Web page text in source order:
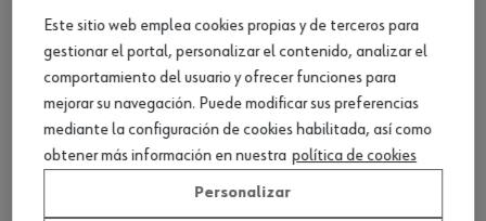
Este sitio web emplea cookies propias y de terceros para
gestionar el portal, personalizar el contenido, analizar el
comportamiento del usuario y ofrecer funciones para
mejorar su navegación. Puede modificar sus preferencias
mediante la configuración de cookies habilitada, así como
obtener más información en nuestra política de cookies
Personalizar